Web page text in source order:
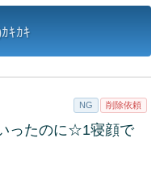
ｷｶｷ
NG 削除依頼
ったのに☆1寝顔で